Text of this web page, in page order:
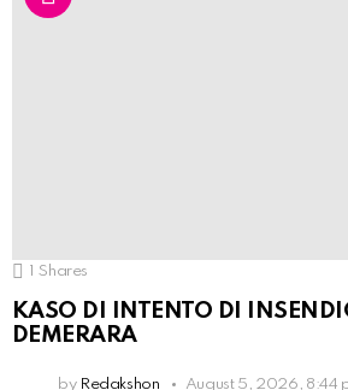
Shares
KASO DI INTENTO DI
DEMERARA
by Redakshon August 5, 2026, 8:44